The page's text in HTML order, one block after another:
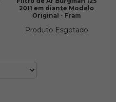
2011 em diante Modelo
Original - Fram
Produto Esgotado